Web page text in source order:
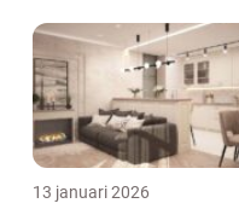
13 januari 2026